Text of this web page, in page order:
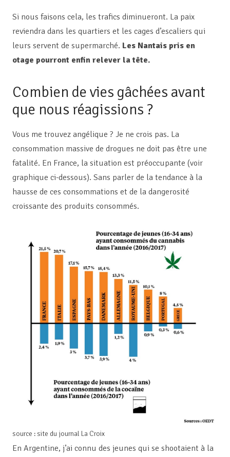
Si nous faisons cela, les trafics diminueront. La paix
reviendra dans les quartiers et les cages d’escaliers qui
leurs servent de supermarché. Les Nantais pris en
otage pourront enfin relever la tête.
Combien de vies gâchées avant
que nous réagissions ?
Vous me trouvez angélique ? Je ne crois pas. La
consommation massive de drogues ne doit pas être une
fatalité. En France, la situation est préoccupante (voir
graphique ci-dessous). Sans parler de la tendance à la
hausse de ces consommations et de la dangerosité
croissante des produits consommés.
source : site du journal La Croix
En Argentine, j’ai connu des jeunes qui se shootaient à la